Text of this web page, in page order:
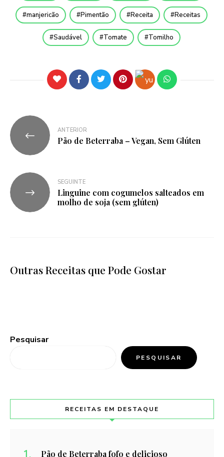
manjericão Pimentão Receita Receitas
Saudável Tomate Tomilho
ANTERIOR
Pão de Beterraba – Vegan, Sem Glúten
SEGUINTE
Linguine com cogumelos salteados em
molho de soja (sem glúten)
Outras Receitas que Pode Gostar
Pesquisar
PESQUISAR
RECEITAS EM DESTAQUE
Pão de Beterraba fofo e delicioso